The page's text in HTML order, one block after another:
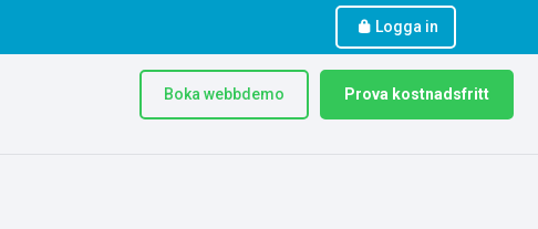
Logga in
Boka webbdemo Prova kostnadsfritt